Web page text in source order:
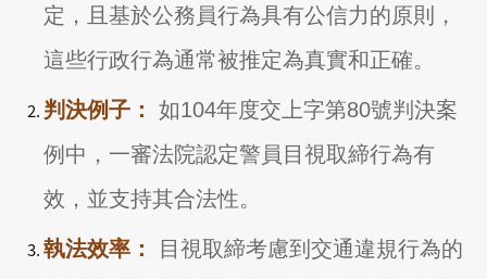
定，且基於公務員行為具有公信力的原則，
這些行政行為通常被推定為真實和正確。
判決例子：
如104年度交上字第80號判決案
例中，一審法院認定警員目視取締行為有
效，並支持其合法性。
執法效率：
目視取締考慮到交通違規行為的